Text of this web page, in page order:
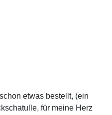
etwas bestellt, (ein
für meine Herz